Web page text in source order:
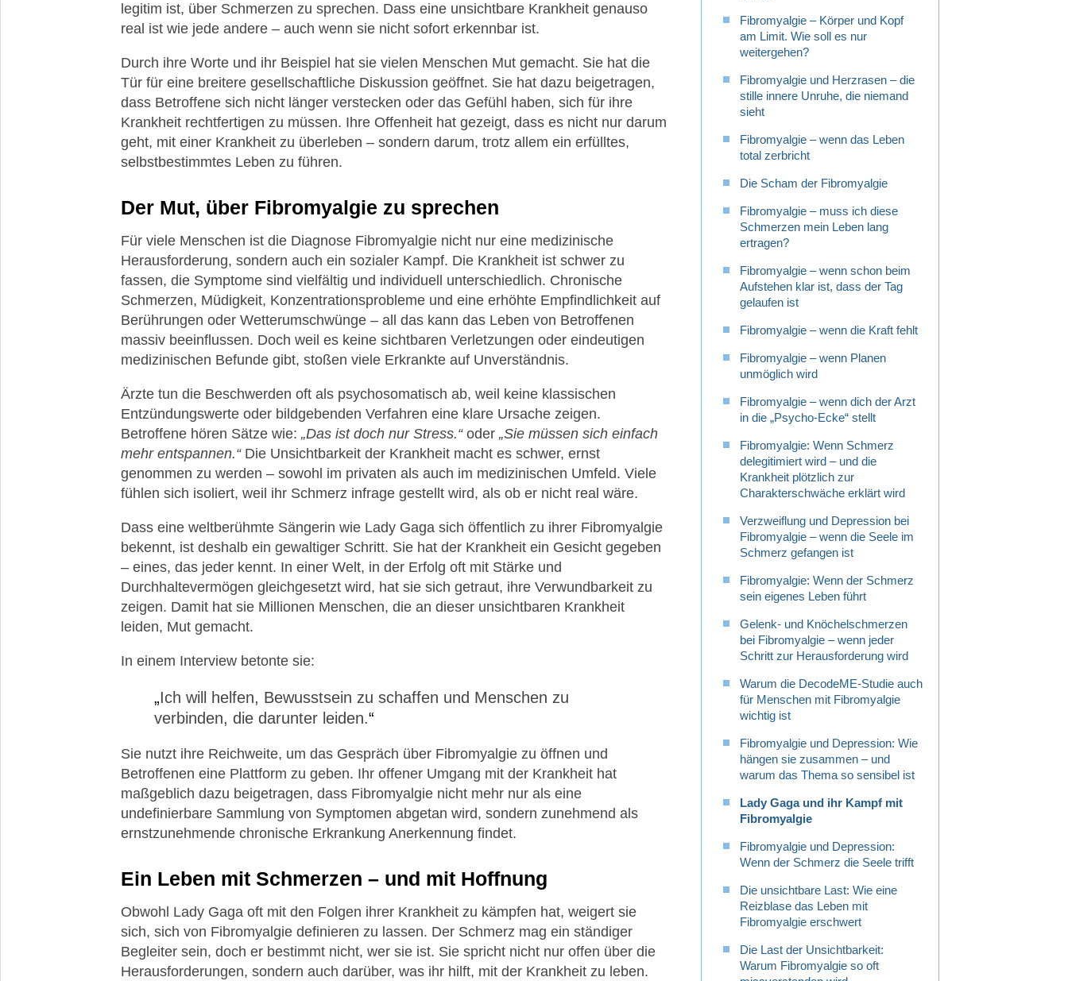
legitim ist, über Schmerzen zu sprechen. Dass eine unsichtbare Krankheit genauso
real ist wie jede andere – auch wenn sie nicht sofort erkennbar ist.
Durch ihre Worte und ihr Beispiel hat sie vielen Menschen Mut gemacht. Sie hat die
Tür für eine breitere gesellschaftliche Diskussion geöffnet. Sie hat dazu beigetragen,
dass Betroffene sich nicht länger verstecken oder das Gefühl haben, sich für ihre
Krankheit rechtfertigen zu müssen. Ihre Offenheit hat gezeigt, dass es nicht nur darum
geht, mit einer Krankheit zu überleben – sondern darum, trotz allem ein erfülltes,
selbstbestimmtes Leben zu führen.
Der Mut, über Fibromyalgie zu sprechen
Für viele Menschen ist die Diagnose Fibromyalgie nicht nur eine medizinische
Herausforderung, sondern auch ein sozialer Kampf. Die Krankheit ist schwer zu
fassen, die Symptome sind vielfältig und individuell unterschiedlich. Chronische
Schmerzen, Müdigkeit, Konzentrationsprobleme und eine erhöhte Empfindlichkeit auf
Berührungen oder Wetterumschwünge – all das kann das Leben von Betroffenen
massiv beeinflussen. Doch weil es keine sichtbaren Verletzungen oder eindeutigen
medizinischen Befunde gibt, stoßen viele Erkrankte auf Unverständnis.
Ärzte tun die Beschwerden oft als psychosomatisch ab, weil keine klassischen
Entzündungswerte oder bildgebenden Verfahren eine klare Ursache zeigen.
Betroffene hören Sätze wie: „Das ist doch nur Stress.“oder „Sie müssen sich einfach
mehr entspannen.“Die Unsichtbarkeit der Krankheit macht es schwer, ernst
genommen zu werden – sowohl im privaten als auch im medizinischen Umfeld. Viele
fühlen sich isoliert, weil ihr Schmerz infrage gestellt wird, als ob er nicht real wäre.
Dass eine weltberühmte Sängerin wie Lady Gaga sich öffentlich zu ihrer Fibromyalgie
bekennt, ist deshalb ein gewaltiger Schritt. Sie hat der Krankheit ein Gesicht gegeben
– eines, das jeder kennt. In einer Welt, in der Erfolg oft mit Stärke und
Durchhaltevermögen gleichgesetzt wird, hat sie sich getraut, ihre Verwundbarkeit zu
zeigen. Damit hat sie Millionen Menschen, die an dieser unsichtbaren Krankheit
leiden, Mut gemacht.
In einem Interview betonte sie:
Ich will helfen, Bewusstsein zu schaffen und Menschen zu
verbinden, die darunter leiden.
Sie nutzt ihre Reichweite, um das Gespräch über Fibromyalgie zu öffnen und
Betroffenen eine Plattform zu geben. Ihr offener Umgang mit der Krankheit hat
maßgeblich dazu beigetragen, dass Fibromyalgie nicht mehr nur als eine
undefinierbare Sammlung von Symptomen abgetan wird, sondern zunehmend als
ernstzunehmende chronische Erkrankung Anerkennung findet.
Ein Leben mit Schmerzen – und mit Hoffnung
Obwohl Lady Gaga oft mit den Folgen ihrer Krankheit zu kämpfen hat, weigert sie
sich, sich von Fibromyalgie definieren zu lassen. Der Schmerz mag ein ständiger
Begleiter sein, doch er bestimmt nicht, wer sie ist. Sie spricht nicht nur offen über die
Herausforderungen, sondern auch darüber, was ihr hilft, mit der Krankheit zu leben.
Fibromyalgie – Körper und Kopf
am Limit. Wie soll es nur
weitergehen?
Fibromyalgie und Herzrasen – die
stille innere Unruhe, die niemand
sieht
Fibromyalgie – wenn das Leben
total zerbricht
Die Scham der Fibromyalgie
Fibromyalgie – muss ich diese
Schmerzen mein Leben lang
ertragen?
Fibromyalgie – wenn schon beim
Aufstehen klar ist, dass der Tag
gelaufen ist
Fibromyalgie – wenn die Kraft fehlt
Fibromyalgie – wenn Planen
unmöglich wird
Fibromyalgie – wenn dich der Arzt
in die „Psycho-Ecke“ stellt
Fibromyalgie: Wenn Schmerz
delegitimiert wird – und die
Krankheit plötzlich zur
Charakterschwäche erklärt wird
Verzweiflung und Depression bei
Fibromyalgie – wenn die Seele im
Schmerz gefangen ist
Fibromyalgie: Wenn der Schmerz
sein eigenes Leben führt
Gelenk- und Knöchelschmerzen
bei Fibromyalgie – wenn jeder
Schritt zur Herausforderung wird
Warum die DecodeME-Studie auch
für Menschen mit Fibromyalgie
wichtig ist
Fibromyalgie und Depression: Wie
hängen sie zusammen – und
warum das Thema so sensibel ist
Lady Gaga und ihr Kampf mit
Fibromyalgie
Fibromyalgie und Depression:
Wenn der Schmerz die Seele trifft
Die unsichtbare Last: Wie eine
Reizblase das Leben mit
Fibromyalgie erschwert
Die Last der Unsichtbarkeit:
Warum Fibromyalgie so oft